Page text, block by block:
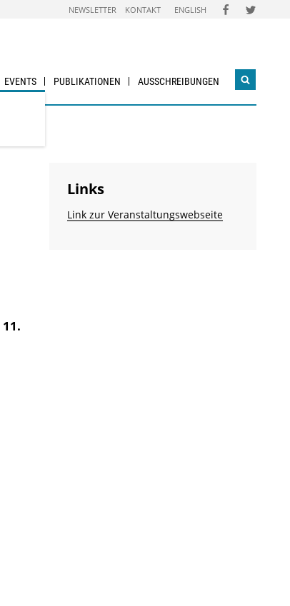
NEWSLETTER KONTAKT ENGLISH FOLGEN
SIE
FOLGEN
SIE
EVENTS PUBLIKATIONEN AUSSCHREIBUNGEN
11.
Links
Link zur Veranstaltungswebseite